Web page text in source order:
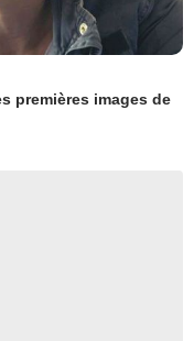
premières images de